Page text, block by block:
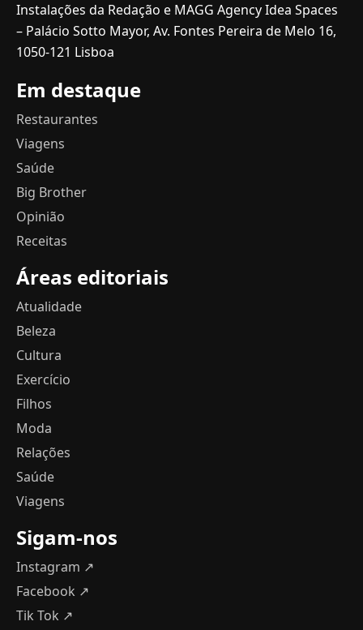
Instalações da Redação e MAGG Agency Idea Spaces
– Palácio Sotto Mayor, Av. Fontes Pereira de Melo 16,
1050-121 Lisboa
Em destaque
Restaurantes
Viagens
Saúde
Big Brother
Opinião
Receitas
Áreas editoriais
Atualidade
Beleza
Cultura
Exercício
Filhos
Moda
Relações
Saúde
Viagens
Sigam-nos
Instagram ↗
Facebook ↗
Tik Tok ↗